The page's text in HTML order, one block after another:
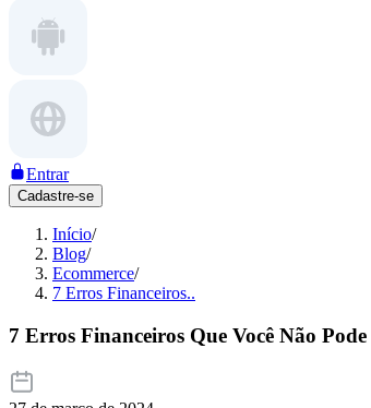
Entrar
Cadastre-se
Início/
Blog/
Ecommerce/
7 Erros Financeiros..
7 Erros Financeiros Que Você Não